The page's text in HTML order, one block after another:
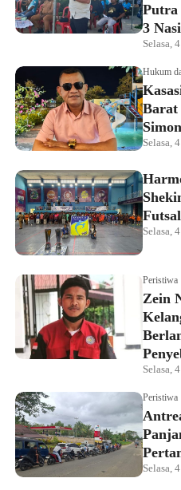
Putra
3
Selasa,
Hukum
Selasa,
Selasa,
Peristiwa
Zein
Selasa,
Peristiwa
Selasa,